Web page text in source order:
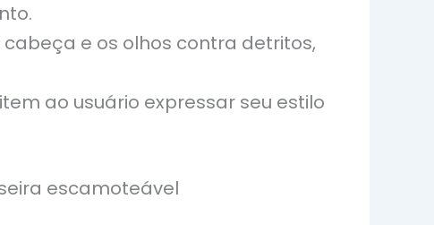
e os olhos contra detritos,
ao usuário expressar seu estilo
escamoteável